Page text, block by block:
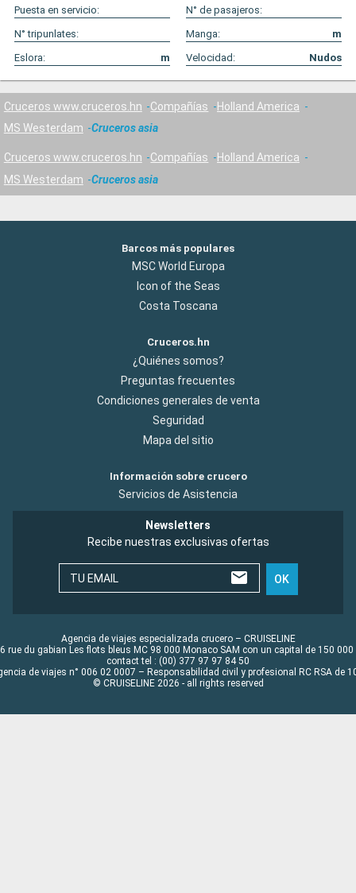
Puesta en servicio:
N° de pasajeros:
N° tripunlates:
Manga:
m
Eslora:
m Velocidad: Nudos
Cruceros www.cruceros.hn Compañías
Holland America
MS Westerdam
Cruceros asia
Cruceros www.cruceros.hn Compañías
Holland America
MS Westerdam
Cruceros asia
Barcos más populares
MSC World Europa
Icon of the Seas
Costa Toscana
Cruceros.hn
¿Quiénes somos?
Preguntas frecuentes
Condiciones generales de venta
Seguridad
Mapa del sitio
Información sobre crucero
Servicios de Asistencia
Newsletters
Recibe nuestras exclusivas ofertas
TU EMAIL OK
Agencia de viajes especializada crucero – CRUISELINE
rue du gabian Les flots bleus MC 98 000 Monaco SAM con un capital de 150 000
contact tel : (00) 377 97 97 84 50
de viajes n° 006 02 0007 – Responsabilidad civil y profesional RC RSA de
© CRUISELINE 2026 - all rights reserved